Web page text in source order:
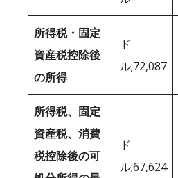
所得税・固定
資産税控除後
の所得
ド
ル;72,087
所得税、固定
資産税、消費
税控除後の可
ド
ル;67,624